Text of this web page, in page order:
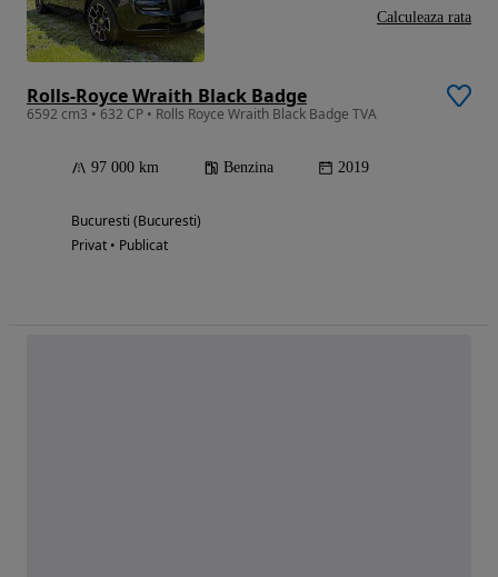
Rolls-Royce Wraith Black Badge
6592 cm3 • 632 CP • Rolls Royce Wraith Black Badge TVA
97 000 km Benzina 2019
Bucuresti (Bucuresti)
Privat • Publicat
Calculeaza rata